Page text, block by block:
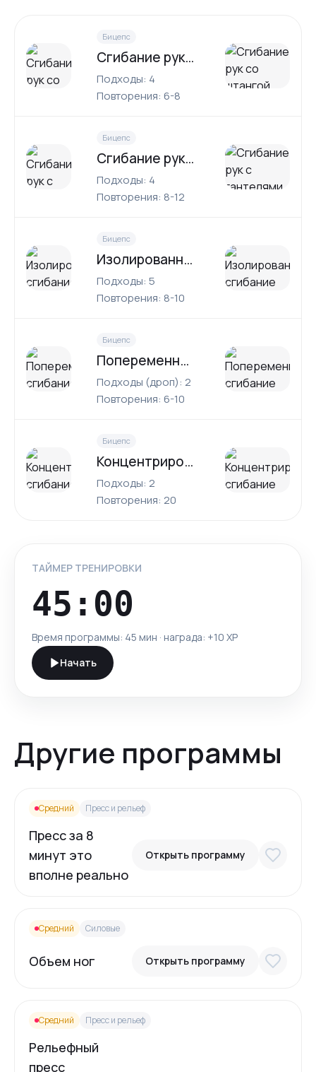
Бицепс
Сгибание рук со штангой
Подходы: 4
Повторения: 6-8
Бицепс
Сгибание рук с гантелями сидя
Подходы: 4
Повторения: 8-12
Бицепс
Изолированное сгибание рук со штангой
Подходы: 5
Повторения: 8-10
Бицепс
Попеременное сгибание рук с гантелями (нейтральный хват)
Подходы (дроп): 2
Повторения: 6-10
Бицепс
Концентрированное сгибание рук с гантелью
Подходы: 2
Повторения: 20
ТАЙМЕР ТРЕНИРОВКИ
45:00
Время программы: 45 мин · награда: +10 XP
Начать
Другие программы
Средний Пресс и рельеф
Пресс за 8
минут это
вполне реально
Открыть программу
Средний Силовые
Объем ног Открыть программу
Средний Пресс и рельеф
Рельефный
пресс